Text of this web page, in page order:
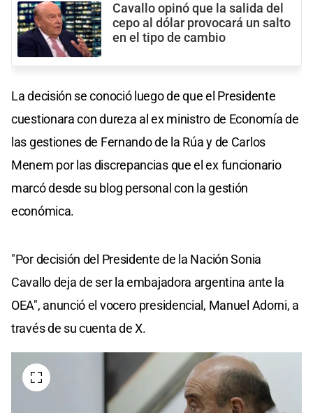
Cavallo opinó que la salida del
cepo al dólar provocará un salto
en el tipo de cambio
La decisión se conoció luego de que el Presidente
cuestionara con dureza al ex ministro de Economía de
las gestiones de Fernando de la Rúa y de Carlos
Menem por las discrepancias que el ex funcionario
marcó desde su blog personal con la gestión
económica.
"Por decisión del Presidente de la Nación Sonia
Cavallo deja de ser la embajadora argentina ante la
OEA", anunció el vocero presidencial, Manuel Adorni, a
través de su cuenta de X.